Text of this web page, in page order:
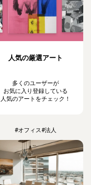
人気の厳選アート
多くのユーザーが
お気に入り登録している
人気のアートをチェック！
#オフィス#法人